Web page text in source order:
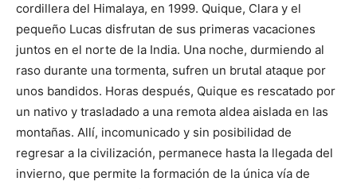
cordillera del Himalaya, en 1999. Quique, Clara y el
pequeño Lucas disfrutan de sus primeras vacaciones
juntos en el norte de la India. Una noche, durmiendo al
raso durante una tormenta, sufren un brutal ataque por
unos bandidos. Horas después, Quique es rescatado por
un nativo y trasladado a una remota aldea aislada en las
montañas. Allí, incomunicado y sin posibilidad de
regresar a la civilización, permanece hasta la llegada del
invierno, que permite la formación de la única vía de